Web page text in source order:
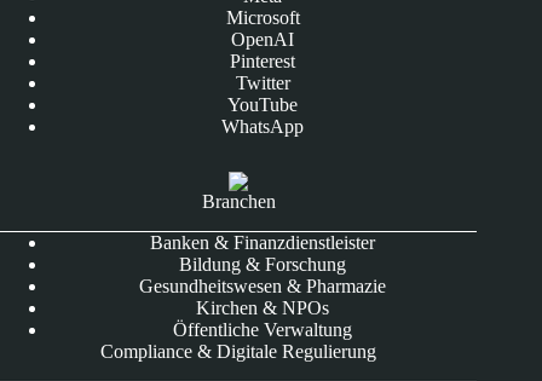
Microsoft
OpenAI
Pinterest
Twitter
YouTube
WhatsApp
Branchen
Banken & Finanzdienstleister
Bildung & Forschung
Gesundheitswesen & Pharmazie
Kirchen & NPOs
Öffentliche Verwaltung
Compliance & Digitale Regulierung